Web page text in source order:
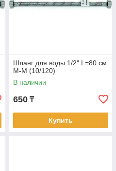
Шланг для воды 1/2" L=80 см
М-М (10/120)
В наличии
650 ₸
Купить